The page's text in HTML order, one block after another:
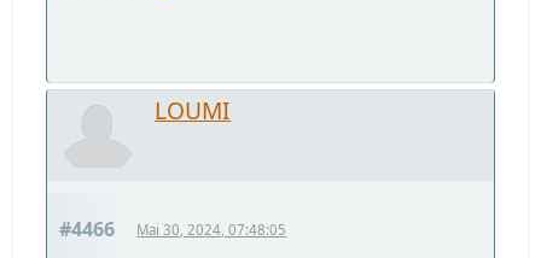
LOUMI
#4466 Mai 30, 2024, 07:48:05